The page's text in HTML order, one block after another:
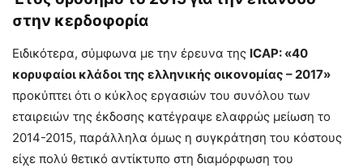
στην κερδοφορία
Ειδικότερα, σύμφωνα με την έρευνα της ICAP: «40
κορυφαίοι κλάδοι της ελληνικής οικονομίας – 2017»
προκύπτει ότι ο κύκλος εργασιών του συνόλου των
εταιρειών της έκδοσης κατέγραψε ελαφρώς μείωση το
2014-2015, παράλληλα όμως η συγκράτηση του κόστους
είχε πολύ θετικό αντίκτυπο στη διαμόρφωση του